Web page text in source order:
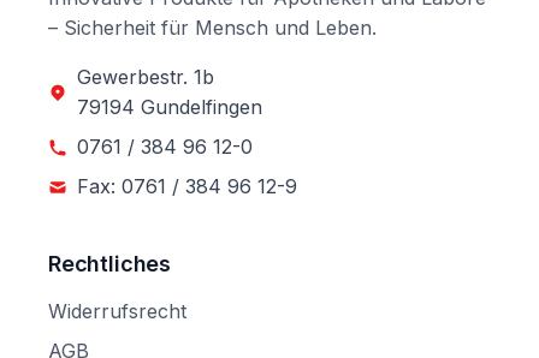
– Sicherheit für Mensch und Leben.
Gewerbestr. 1b
79194 Gundelfingen
0761 / 384 96 12-0
Fax: 0761 / 384 96 12-9
Rechtliches
Widerrufsrecht
AGB